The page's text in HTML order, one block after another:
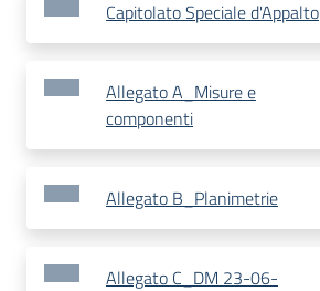
Capitolato Speciale d'Appalto
Allegato A_Misure e
componenti
Allegato B_Planimetrie
Allegato C_DM 23-06-